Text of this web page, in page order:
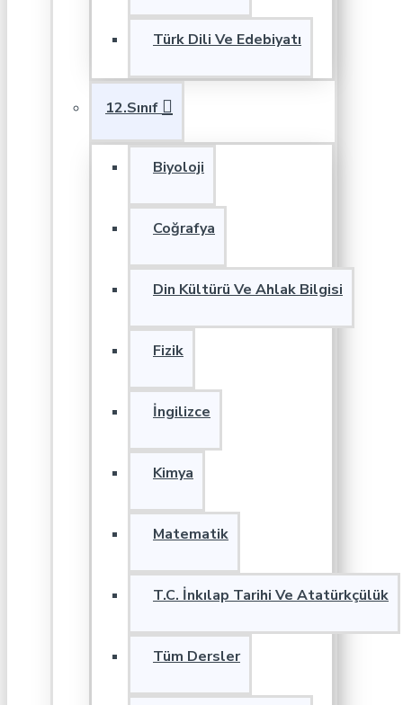
Türk Dili Ve Edebiyatı
12.Sınıf
Biyoloji
Coğrafya
Din Kültürü Ve Ahlak Bilgisi
Fizik
İngilizce
Kimya
Matematik
T.C. İnkılap Tarihi Ve Atatürkçülük
Tüm Dersler